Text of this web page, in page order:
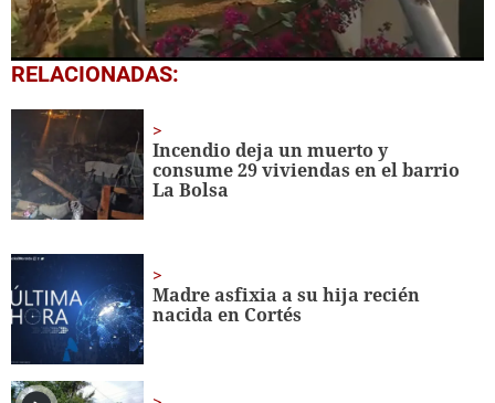
0
seconds
seconds
RELACIONADAS:
Incendio deja un muerto y
consume 29 viviendas en el barrio
La Bolsa
Madre asfixia a su hija recién
nacida en Cortés